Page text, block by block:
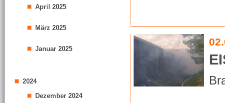
April 2025
März 2025
Januar 2025
2024
Dezember 2024